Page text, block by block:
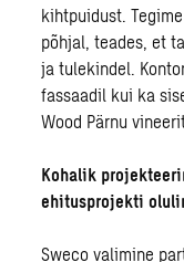
kihtpuidust.
põhjal, teades, et
ja tulekindel.
fassaadil kui ka
Wood Pärnu
Kohalik
ehitusprojekti
Sweco valimine